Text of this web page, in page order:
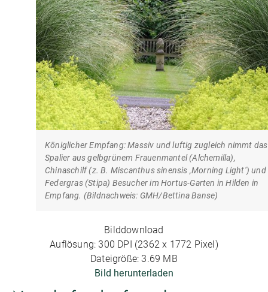
Königlicher Empfang: Massiv und luftig zugleich nimmt das
Spalier aus gelbgrünem Frauenmantel (Alchemilla),
Chinaschilf (z. B. Miscanthus sinensis ‚Morning Light‘) und
Federgras (Stipa) Besucher im Hortus-Garten in Hilden in
Empfang. (Bildnachweis: GMH/Bettina Banse)
Bilddownload
Auflösung: 300 DPI (2362 x 1772 Pixel)
Dateigröße: 3.69 MB
Bild herunterladen